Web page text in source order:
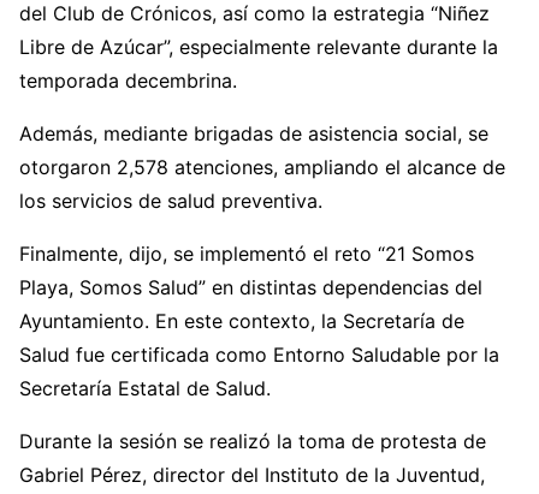
del Club de Crónicos, así como la estrategia “Niñez
Libre de Azúcar”, especialmente relevante durante la
temporada decembrina.
Además, mediante brigadas de asistencia social, se
otorgaron 2,578 atenciones, ampliando el alcance de
los servicios de salud preventiva.
Finalmente, dijo, se implementó el reto “21 Somos
Playa, Somos Salud” en distintas dependencias del
Ayuntamiento. En este contexto, la Secretaría de
Salud fue certificada como Entorno Saludable por la
Secretaría Estatal de Salud.
Durante la sesión se realizó la toma de protesta de
Gabriel Pérez, director del Instituto de la Juventud,